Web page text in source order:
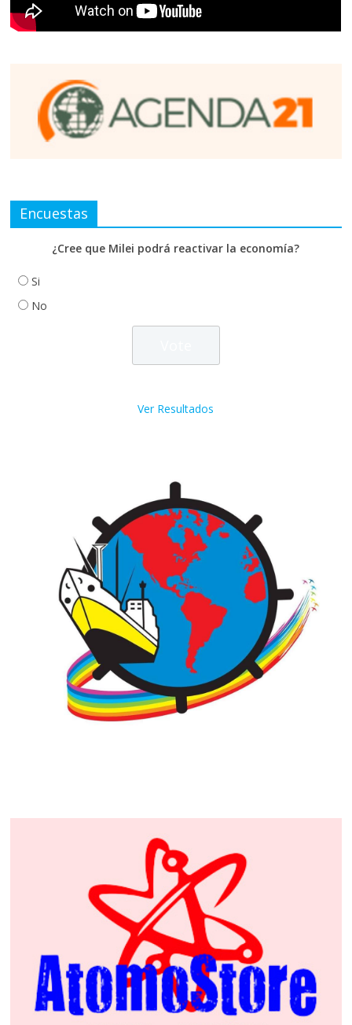
Encuestas
¿Cree que Milei podrá reactivar la economía?
Si
No
Ver Resultados